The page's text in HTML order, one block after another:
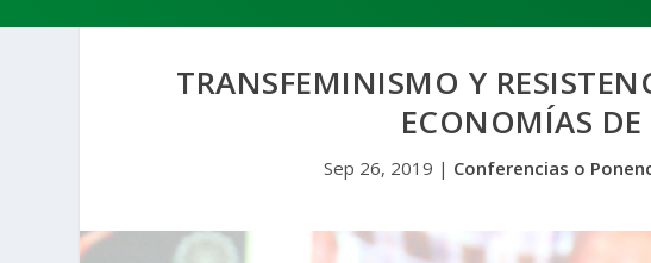
TRANSFEMINISMO Y
ECONOMÍAS
Sep 26, 2019 | Conferencias o